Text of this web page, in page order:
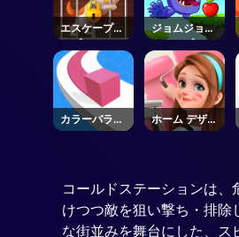
エスケープパ
ップ
ジョムジョム
ジャンプ
カラーバライ
ン
ホーム デザイ
ン ドリーマー
コールドステーションは
けつつ敵を狙い撃ち・排
な街並みを舞台にした、ス